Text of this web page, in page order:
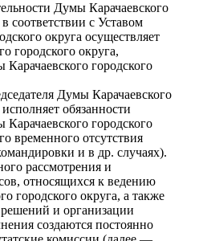
Думы Карачаевского
соответствии с Уставом
округа осуществляет
городского округа,
Карачаевского городского
Думы Карачаевского
обязанности
Карачаевского городского
временного отсутствия
и в др. случаях).
рассмотрения и
относящихся к ведению
городского округа, а также
решений и организации
создаются постоянно
КГО